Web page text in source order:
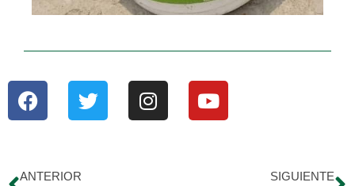
ANTERIOR
SIGUIENTE